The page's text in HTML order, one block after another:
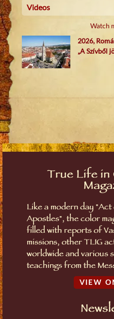
Videos
Watch
2026,
„A Szívből
True Life
Like a modern day
Apostles", the color
filled with reports of
missions, other TLIG
worldwide and various
teachings from the
VIEW